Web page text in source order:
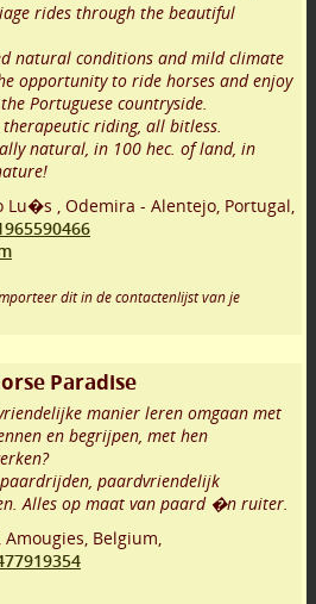
rides through the beautiful
natural conditions and mild climate
opportunity to ride horses and enjoy
Portuguese countryside.
therapeutic riding, all bitless.
natural, in 100 hec. of land, in
Lu�s , Odemira - Alentejo, Portugal,
dit in de contactenlijst van je
Paradise
manier leren omgaan met
en begrijpen, met hen
paardvriendelijk
Alles op maat van paard �n ruiter.
, Amougies, Belgium,